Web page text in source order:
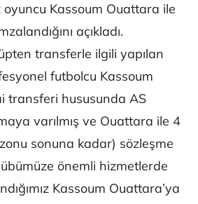
oyuncu Kassoum Ouattara ile
açıkladı.
transferle ilgili yapılan
futbolcu Kassoum
transferi hususunda AS
varılmış ve Ouattara ile 4
sonuna kadar) sözleşme
önemli hizmetlerde
Kassoum Ouattara’ya